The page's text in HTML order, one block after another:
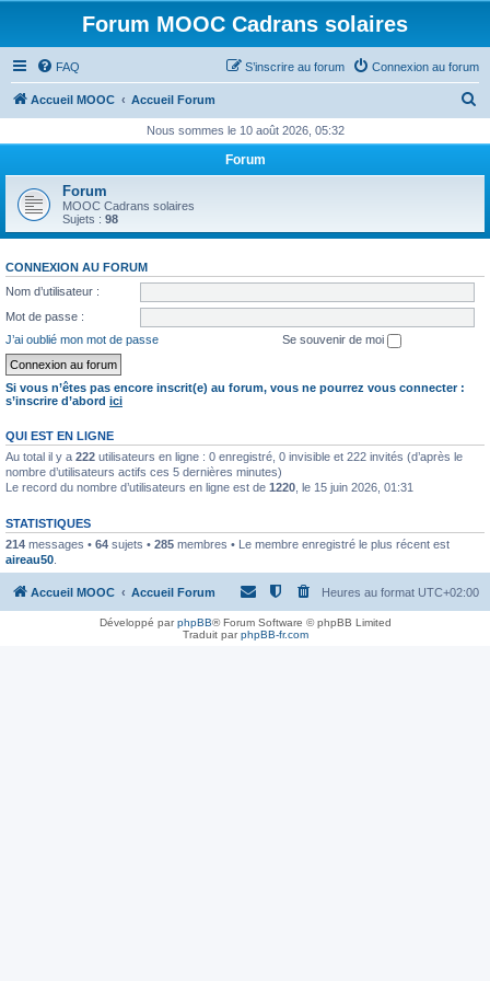
Forum MOOC Cadrans solaires
FAQ Connexion au forum
S’inscrire au forum
Accueil MOOC Accueil Forum
h
r
Nous sommes le 10 août 2026, 05:32
Forum
Forum
MOOC Cadrans solaires
Sujets : 98
CONNEXION AU FORUM
Nom d’utilisateur :
Mot de passe :
J’ai oublié mon mot de passe
Se souvenir de moi
Si vous n’êtes pas encore inscrit(e) au forum, vous ne pourrez vous connecter :
s’inscrire d’abord ici
QUI EST EN LIGNE
Au total il y a 222 utilisateurs en ligne : 0 enregistré, 0 invisible et 222 invités (d’après le
nombre d’utilisateurs actifs ces 5 dernières minutes)
Le record du nombre d’utilisateurs en ligne est de 1220 , le 15 juin 2026, 01:31
STATISTIQUES
214 messages • 64 sujets • 285 membres • Le membre enregistré le plus récent est
aireau50
Accueil MOOC Accueil Forum Heures au format UTC+02:00
Développé parphpBB® Forum Software © phpBB Limited
Traduit parphpBB-fr.com